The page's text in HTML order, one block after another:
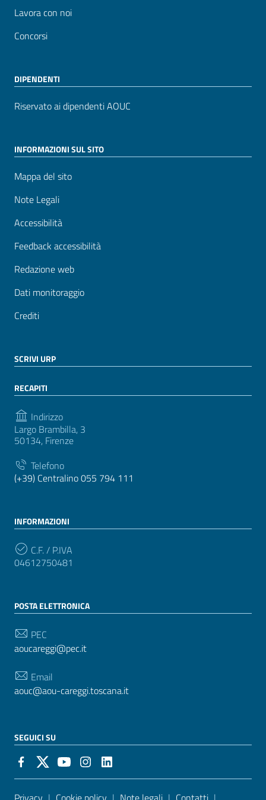
Lavora con noi
Concorsi
DIPENDENTI
Riservato ai dipendenti AOUC
INFORMAZIONI SUL SITO
Mappa del sito
Note Legali
Accessibilità
Feedback accessibilità
Redazione web
Dati monitoraggio
Crediti
SCRIVI URP
RECAPITI
Indirizzo
Largo Brambilla, 3
50134, Firenze
Telefono
(+39) Centralino 055 794 111
INFORMAZIONI
C.F. / P.IVA
04612750481
POSTA ELETTRONICA
PEC
aoucareggi@pec.it
Email
aouc@aou-careggi.toscana.it
SEGUICI SU